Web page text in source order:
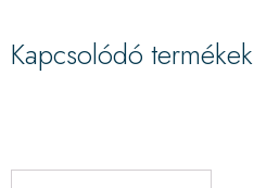
Kapcsolódó termékek